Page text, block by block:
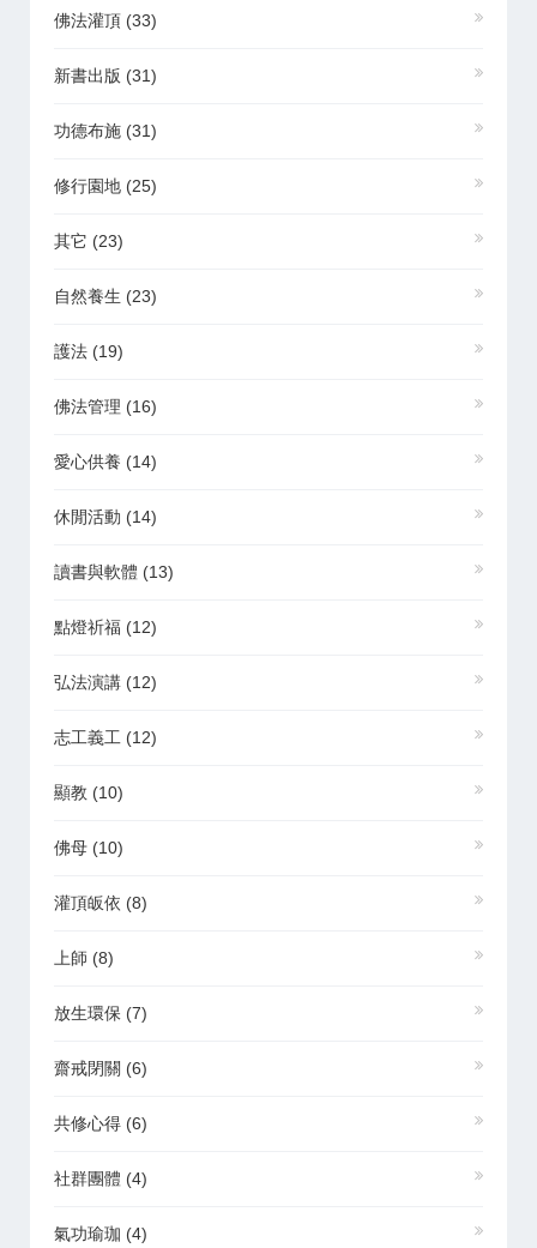
佛法灌頂 (33)
新書出版 (31)
功德布施 (31)
修行園地 (25)
其它 (23)
自然養生 (23)
護法 (19)
佛法管理 (16)
愛心供養 (14)
休閒活動 (14)
讀書與軟體 (13)
點燈祈福 (12)
弘法演講 (12)
志工義工 (12)
顯教 (10)
佛母 (10)
灌頂皈依 (8)
上師 (8)
放生環保 (7)
齋戒閉關 (6)
共修心得 (6)
社群團體 (4)
氣功瑜珈 (4)